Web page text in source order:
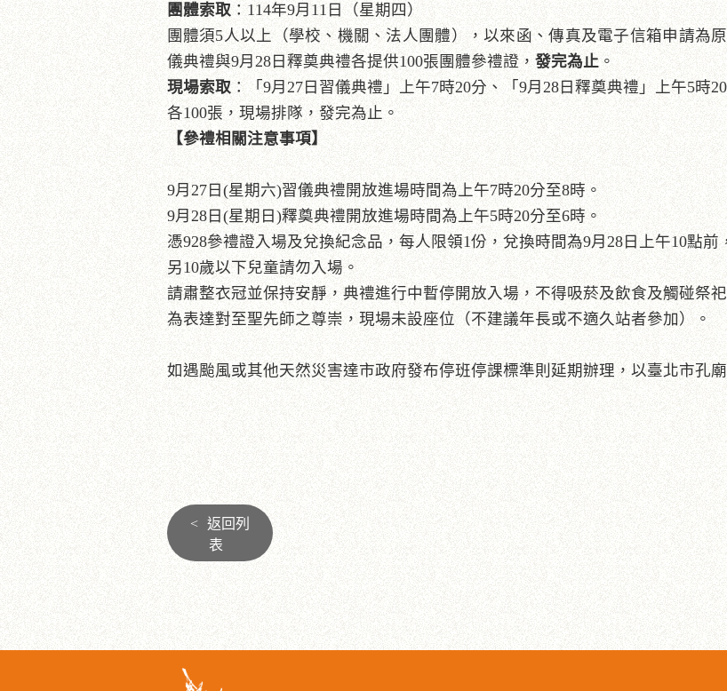
團體索取：114年9月11日（星期四）
團體須5人以上（學校、機關、法人團體），以來函、傳真及電子信箱申請為
儀典禮與9月28日釋奠典禮各提供100張團體參禮證，發完為止。
現場索取：「9月27日習儀典禮」上午7時20分、「9月28日釋奠典禮」上午5時
各100張，現場排隊，發完為止。
【參禮相關注意事項】
9月27日(星期六)習儀典禮開放進場時間為上午7時20分至8時。
9月28日(星期日)釋奠典禮開放進場時間為上午5時20分至6時。
憑928參禮證入場及兌換紀念品，每人限領1份，兌換時間為9月28日上午10點
另10歲以下兒童請勿入場。
請肅整衣冠並保持安靜，典禮進行中暫停開放入場，不得吸菸及飲食及觸碰祭
為表達對至聖先師之尊崇，現場未設座位（不建議年長或不適久站者參加）。
如遇颱風或其他天然災害達市政府發布停班停課標準則延期辦理，以臺北市孔
< 返回列
表